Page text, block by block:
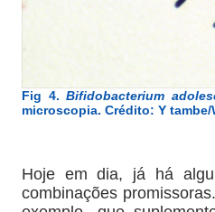
Fig 4. Bifidobacterium
microscopia. Crédito: Y
Hoje em dia, já há
combinações